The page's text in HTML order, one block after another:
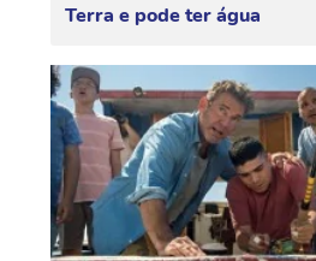
Terra e pode ter água